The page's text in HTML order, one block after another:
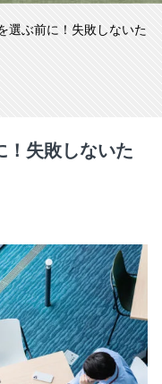
選ぶ前に！失敗しないた
！失敗しないた